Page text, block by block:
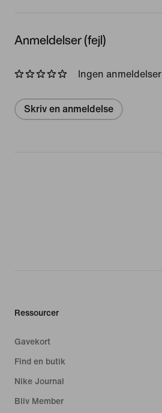
Anmeldelser (fejl)
Ingen anmeldelser
Skriv en anmeldelse
Ressourcer
Gavekort
Find en butik
Nike Journal
Bliv Member